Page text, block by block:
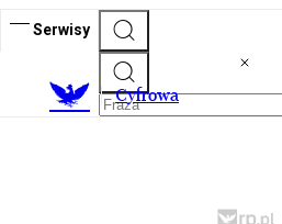
Serwisy
Cyfrowa